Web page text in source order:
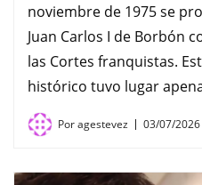
noviembre de 1975 se
Juan Carlos I de Borbón
las Cortes franquistas.
histórico tuvo lugar
Poragestevez 03/07/2026